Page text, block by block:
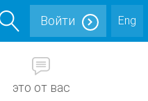
Eng
Войти
это от вас